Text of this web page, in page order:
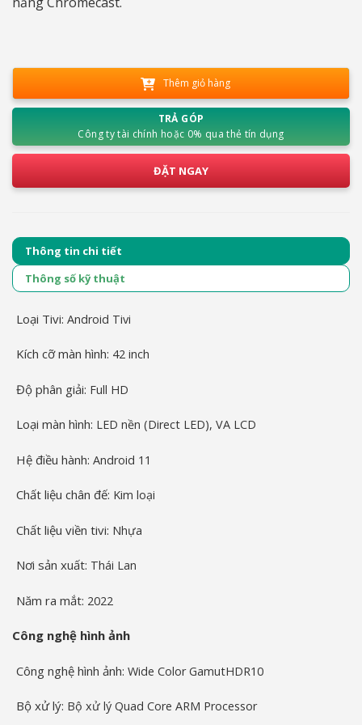
Thêm giỏ hàng
TRẢ GÓP
Công ty tài chính hoặc 0% qua thẻ tín dụng
ĐẶT NGAY
Thông tin chi tiết
Thông số kỹ thuật
Loại Tivi: Android Tivi
Kích cỡ màn hình: 42 inch
Độ phân giải: Full HD
Loại màn hình: LED nền (Direct LED), VA LCD
Hệ điều hành: Android 11
Chất liệu chân đế: Kim loại
Chất liệu viền tivi: Nhựa
Nơi sản xuất: Thái Lan
Năm ra mắt: 2022
Công nghệ hình ảnh
Công nghệ hình ảnh: Wide Color GamutHDR10
Bộ xử lý: Bộ xử lý Quad Core ARM Processor